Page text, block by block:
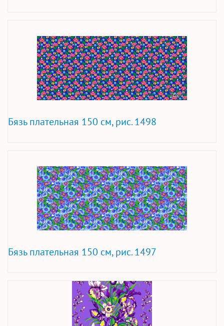
Бязь плательная 150 см, рис. 1498
Бязь плательная 150 см, рис. 1497